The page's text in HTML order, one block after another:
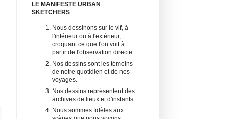
LE MANIFESTE URBAN
SKETCHERS
Nous dessinons sur le vif, à
l'intérieur ou à l'extérieur,
croquant ce que l'on voit à
partir de l'observation directe.
Nos dessins sont les témoins
de notre quotidien et de nos
voyages.
Nos dessins représentent des
archives de lieux et d'instants.
Nous sommes fidèles aux